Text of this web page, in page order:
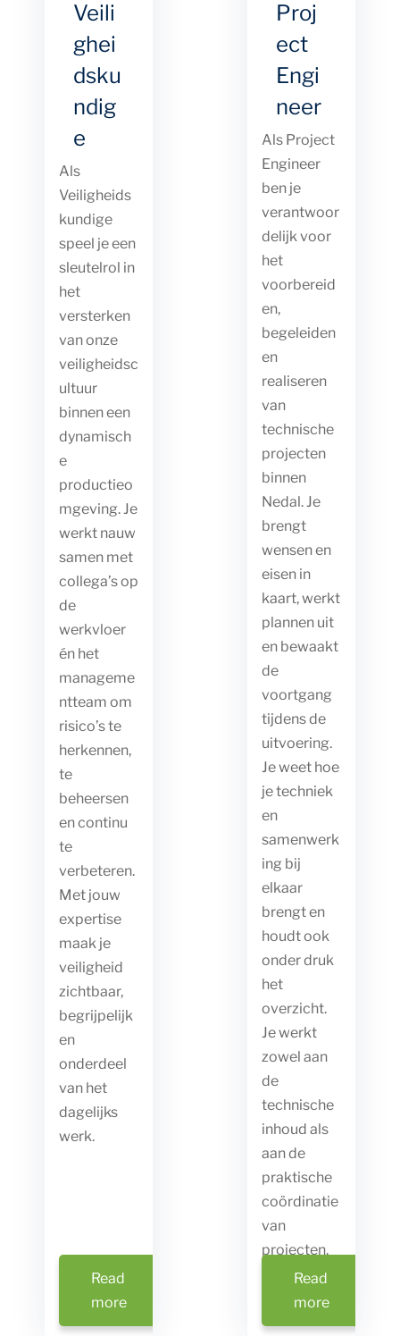
Veili
ghei
dsku
ndig
e
Als
Veiligheids
kundige
speel je een
sleutelrol in
het
versterken
van onze
veiligheidsc
ultuur
binnen een
dynamisch
e
productieo
mgeving. Je
werkt nauw
samen met
collega’s op
de
werkvloer
én het
manageme
ntteam om
risico’s te
herkennen,
te
beheersen
en continu
te
verbeteren.
Met jouw
expertise
maak je
veiligheid
zichtbaar,
begrijpelijk
en
onderdeel
van het
dagelijks
werk.
Read
more
Proj
ect
Engi
neer
Als Project
Engineer
ben je
verantwoor
delijk voor
het
voorbereid
en,
begeleiden
en
realiseren
van
technische
projecten
binnen
Nedal. Je
brengt
wensen en
eisen in
kaart, werkt
plannen uit
en bewaakt
de
voortgang
tijdens de
uitvoering.
Je weet hoe
je techniek
en
samenwerk
ing bij
elkaar
brengt en
houdt ook
onder druk
het
overzicht.
Je werkt
zowel aan
de
technische
inhoud als
aan de
praktische
coördinatie
van
projecten.
Read
more